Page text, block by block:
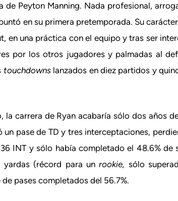
Peyton Manning. Nada profesional,
en su primera pretemporada. Su
en una práctica con el equipo y tras ser
por los otros jugadores y palmadas al
touchdownslanzados en diez partidos y
carrera de Ryan acabaría sólo dos años
pase de TD y tres interceptaciones,
INT y sólo había completado el 48.6% de
yardas (récord para unrookie, sólo
pases completados del 56.7%.